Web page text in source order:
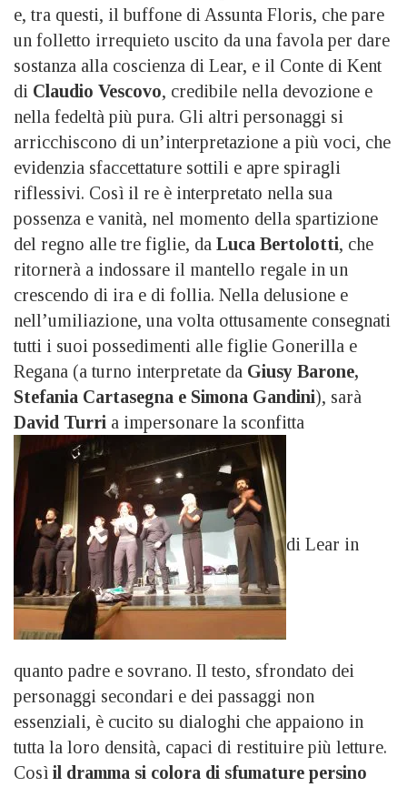
e, tra questi, il buffone di Assunta Floris, che pare
un folletto irrequieto uscito da una favola per dare
sostanza alla coscienza di Lear, e il Conte di Kent
di Claudio Vescovo, credibile nella devozione e
nella fedeltà più pura. Gli altri personaggi si
arricchiscono di un’interpretazione a più voci, che
evidenzia sfaccettature sottili e apre spiragli
riflessivi. Così il re è interpretato nella sua
possenza e vanità, nel momento della spartizione
del regno alle tre figlie, da Luca Bertolotti, che
ritornerà a indossare il mantello regale in un
crescendo di ira e di follia. Nella delusione e
nell’umiliazione, una volta ottusamente consegnati
tutti i suoi possedimenti alle figlie Gonerilla e
Regana (a turno interpretate da Giusy Barone,
Stefania Cartasegna e Simona Gandini), sarà
David Turri a impersonare la sconfitta
di Lear in
quanto padre e sovrano. Il testo, sfrondato dei
personaggi secondari e dei passaggi non
essenziali, è cucito su dialoghi che appaiono in
tutta la loro densità, capaci di restituire più letture.
Così il dramma si colora di sfumature persino